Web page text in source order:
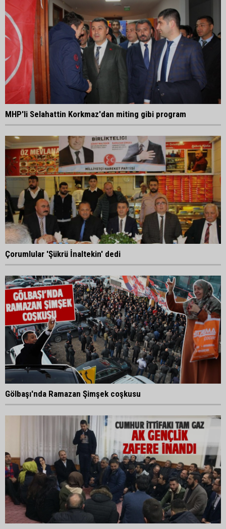
MHP'li Selahattin Korkmaz'dan miting gibi program
Çorumlular 'Şükrü İnaltekin' dedi
Gölbaşı'nda Ramazan Şimşek coşkusu